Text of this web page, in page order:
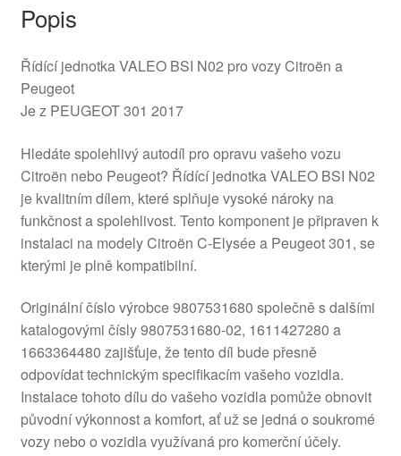
Popis
Řídící jednotka VALEO BSI N02 pro vozy Citroën a
Peugeot
Je z PEUGEOT 301 2017
Hledáte spolehlivý autodíl pro opravu vašeho vozu
Citroën nebo Peugeot? Řídící jednotka VALEO BSI N02
je kvalitním dílem, které splňuje vysoké nároky na
funkčnost a spolehlivost. Tento komponent je připraven k
instalaci na modely Citroën C-Elysée a Peugeot 301, se
kterými je plně kompatibilní.
Originální číslo výrobce 9807531680 společně s dalšími
katalogovými čísly 9807531680-02, 1611427280 a
1663364480 zajišťuje, že tento díl bude přesně
odpovídat technickým specifikacím vašeho vozidla.
Instalace tohoto dílu do vašeho vozidla pomůže obnovit
původní výkonnost a komfort, ať už se jedná o soukromé
vozy nebo o vozidla využívaná pro komerční účely.